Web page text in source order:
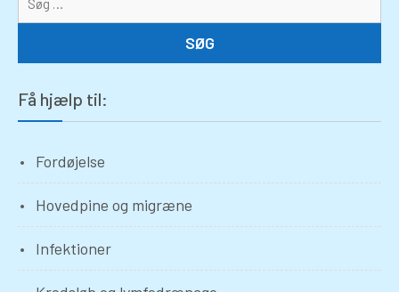
Få hjælp til:
Fordøjelse
Hovedpine og migræne
Infektioner